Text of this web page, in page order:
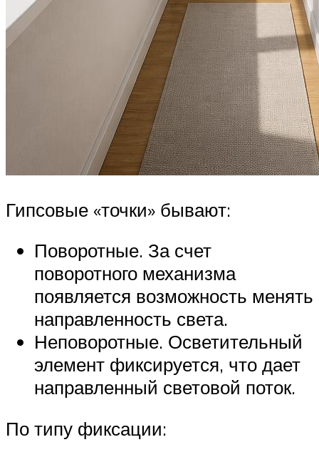
Гипсовые «точки» бывают:
Поворотные. За счет
поворотного механизма
появляется возможность менять
направленность света.
Неповоротные. Осветительный
элемент фиксируется, что дает
направленный световой поток.
По типу фиксации: